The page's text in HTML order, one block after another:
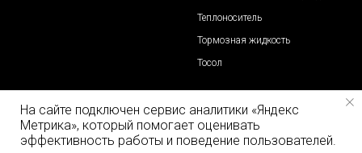
Теплоноситель
Тормозная жидкость
Тосол
ООО «ТНН-Трейдинг»
Адрес: 606000, Нижегородская
Телефоны:
8 800 500 30 27
На сайте подключен сервис аналитики «Яндекс
Метрика», который помогает оценивать
эффективность работы и поведение пользователей.